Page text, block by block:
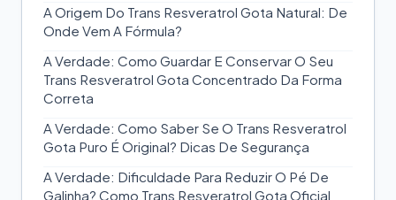
A Origem Do Trans Resveratrol Gota Natural: De
Onde Vem A Fórmula?
A Verdade: Como Guardar E Conservar O Seu
Trans Resveratrol Gota Concentrado Da Forma
Correta
A Verdade: Como Saber Se O Trans Resveratrol
Gota Puro É Original? Dicas De Segurança
A Verdade: Dificuldade Para Reduzir O Pé De
Galinha? Como Trans Resveratrol Gota Oficial